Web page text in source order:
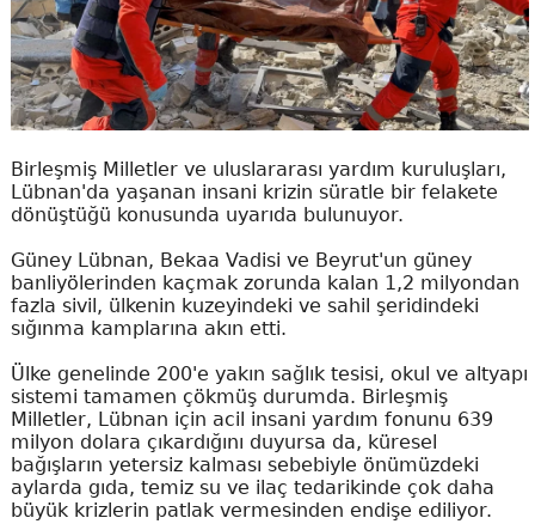
Birleşmiş Milletler ve uluslararası yardım kuruluşları,
Lübnan'da yaşanan insani krizin süratle bir felakete
dönüştüğü konusunda uyarıda bulunuyor.
Güney Lübnan, Bekaa Vadisi ve Beyrut'un güney
banliyölerinden kaçmak zorunda kalan 1,2 milyondan
fazla sivil, ülkenin kuzeyindeki ve sahil şeridindeki
sığınma kamplarına akın etti.
Ülke genelinde 200'e yakın sağlık tesisi, okul ve altyapı
sistemi tamamen çökmüş durumda. Birleşmiş
Milletler, Lübnan için acil insani yardım fonunu 639
milyon dolara çıkardığını duyursa da, küresel
bağışların yetersiz kalması sebebiyle önümüzdeki
aylarda gıda, temiz su ve ilaç tedarikinde çok daha
büyük krizlerin patlak vermesinden endişe ediliyor.